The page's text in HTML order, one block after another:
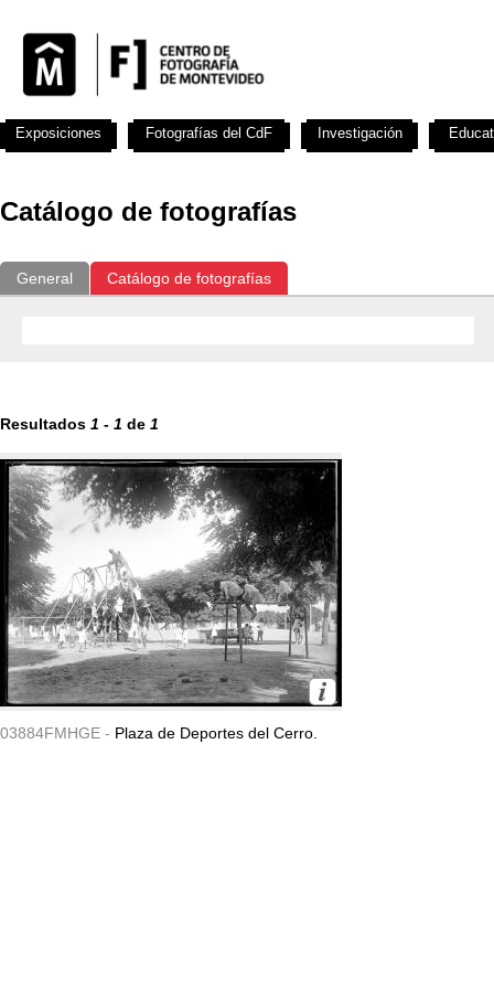
Catálogo de fotografías
General Catálogo de fotografías
Resultados 1 - 1 de 1
03884FMHGE - Plaza de Deportes del Cerro.
Exposiciones Fotografías del CdF Investigación